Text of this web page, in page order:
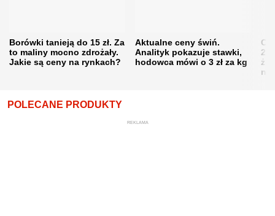
Borówki tanieją do 15 zł. Za
to maliny mocno zdrożały.
Jakie są ceny na rynkach?
Aktualne ceny świń.
Analityk pokazuje stawki,
hodowca mówi o 3 zł za kg
POLECANE PRODUKTY
REKLAMA